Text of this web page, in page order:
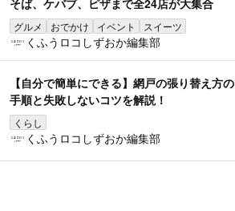
そば、ケバブ、ピザまで全24店が大集合
グルメ おでかけ イベント スイーツ
くふうロコしずおか編集部
【自分で簡単にできる】網戸の張り替え方の
手順と失敗しないコツを解説！
くらし
くふうロコしずおか編集部